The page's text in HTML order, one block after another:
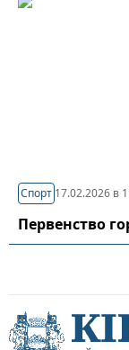
Спорт 17.02.2026 в
Первенство